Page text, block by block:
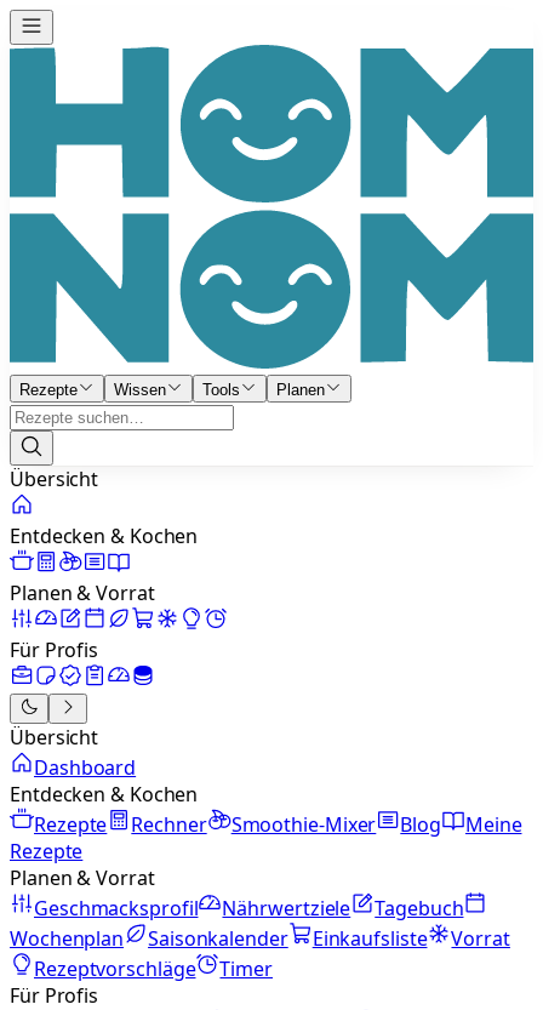
Rezepte Wissen Tools Planen
Übersicht
Entdecken & Kochen
Planen & Vorrat
Für Profis
Übersicht
Dashboard
Entdecken & Kochen
Rezepte
Rechner Smoothie-Mixer Blog
Meine
Rezepte
Planen & Vorrat
Geschmacksprofil
Nährwertziele
Tagebuch
Wochenplan
Saisonkalender Einkaufsliste
Vorrat
Rezeptvorschläge
Timer
Für Profis